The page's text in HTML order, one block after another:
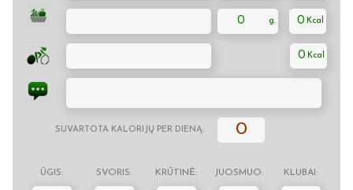
0 0
0
SUVARTOTA KALORIJŲ PER DIENĄ: 0
ŪGIS: SVORIS: KRŪTINĖ: JUOSMUO: KLUBAI: